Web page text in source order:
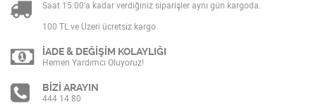
Saat 15:00’a kadar verdiğiniz siparişler aynı gün kargoda.
100 TL ve Üzeri ücretsiz kargo
İADE & DEĞİŞİM KOLAYLIĞI
Hemen Yardımcı Oluyoruz!
BİZİ ARAYIN
444 14 80